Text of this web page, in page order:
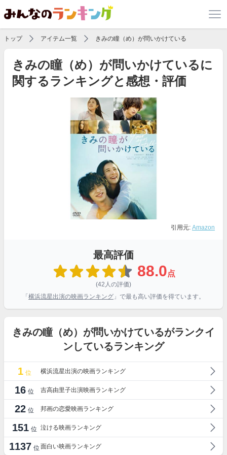
トップ アイテム一覧 きみの瞳（め）が問いかけている
きみの瞳（め）が問いかけているに
関するランキングと感想・評価
引用元: Amazon
最高評価
88.0点
(42人の評価)
「 横浜流星出演の映画ランキング 」で最も高い評価を得ています。
きみの瞳（め）が問いかけているがランクイ
ンしているランキング
1 位 横浜流星出演の映画ランキング
16 位 吉高由里子出演映画ランキング
22 位 邦画の恋愛映画ランキング
151 位 泣ける映画ランキング
1137 位 面白い映画ランキング